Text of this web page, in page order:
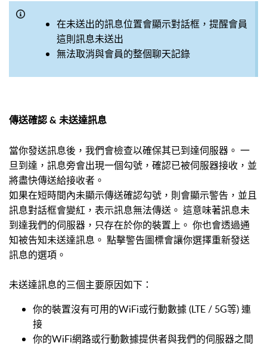
在未送出的訊息位置會顯示對話框，提醒會員
這則訊息未送出
無法取消與會員的整個聊天記錄
傳送確認 & 未送達訊息
當你發送訊息後，我們會檢查以確保其已到達伺服器。 一
旦到達，訊息旁會出現一個勾號，確認已被伺服器接收，並
將盡快傳送給接收者。
如果在短時間內未顯示傳送確認勾號，則會顯示警告，並且
訊息對話框會變紅，表示訊息無法傳送。 這意味著訊息未
到達我們的伺服器，只存在於你的裝置上。 你也會透過通
知被告知未送達訊息。 點擊警告圖標會讓你選擇重新發送
訊息的選項。
未送達訊息的三個主要原因如下：
你的裝置沒有可用的WiFi或行動數據 (LTE / 5G等) 連
接
你的WiFi網路或行動數據提供者與我們的伺服器之間